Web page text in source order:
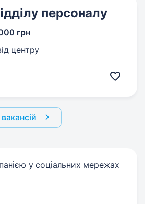
персоналу
грн
центру
у соціальних мережах
link
share link